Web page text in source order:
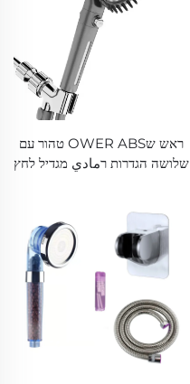
ראש שOWER ABS טהור עם
שלושה הגדרות רمادي מגדיל לחץ